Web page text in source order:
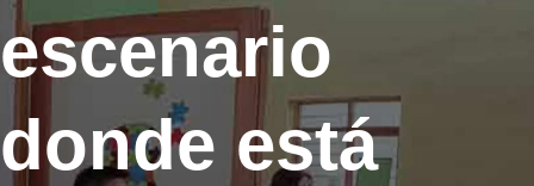
escenario
donde está